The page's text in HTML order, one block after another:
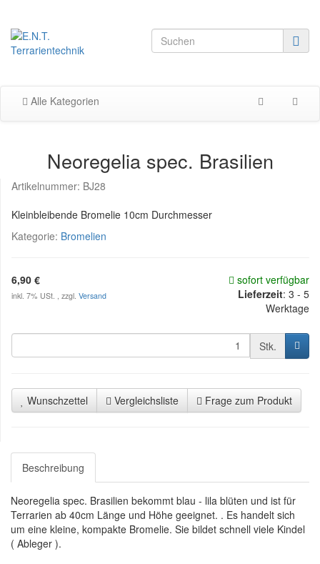
Alle Kategorien
Neoregelia spec. Brasilien
Artikelnummer: BJ28
Kleinbleibende Bromelie 10cm Durchmesser
Kategorie: Bromelien
6,90 €
inkl. 7% USt. , zzgl. Versand
sofort verfügbar
Lieferzeit: 3 - 5
Werktage
Stk.
Wunschzettel Vergleichsliste Frage zum Produkt
Beschreibung
Neoregelia spec. Brasilien bekommt blau - lila blüten und ist für
Terrarien ab 40cm Länge und Höhe geeignet. . Es handelt sich
um eine kleine, kompakte Bromelie. Sie bildet schnell viele Kindel
( Ableger ).